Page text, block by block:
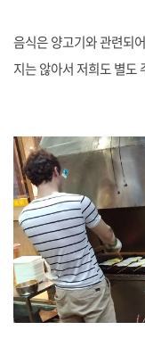
음식은 양고기와 관련되
지는 않아서 저희도 별도